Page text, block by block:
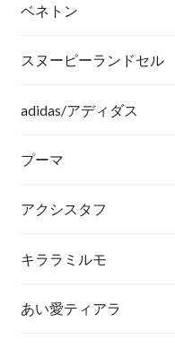
ベネトン
スヌーピーランドセル
adidas/アディダス
プーマ
アクシスタフ
キララミルモ
あい愛ティアラ